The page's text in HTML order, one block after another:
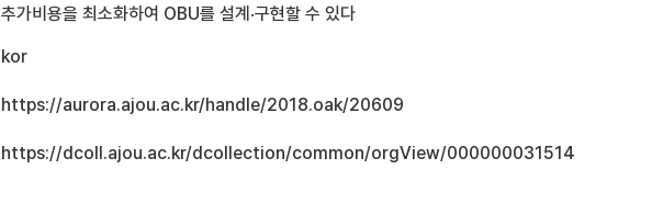
추가비용을 최소화하여 OBU를 설계‧구현할 수 있다
kor
https://aurora.ajou.ac.kr/handle/2018.oak/20609
https://dcoll.ajou.ac.kr/dcollection/common/orgView/000000031514